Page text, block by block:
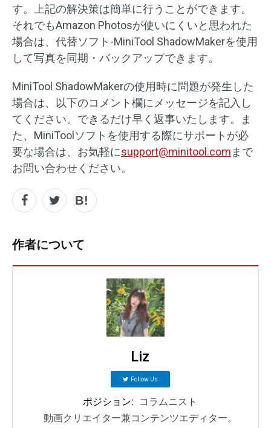
す。上記の解決策は簡単に行うことができます。
それでもAmazon Photosが使いにくいと思われた
場合は、代替ソフト-MiniTool ShadowMakerを使用
して写真を同期・バックアップできます。
MiniTool ShadowMakerの使用時に問題が発生した
場合は、以下のコメント欄にメッセージを記入し
てください。できるだけ早く返事いたします。ま
た、MiniToolソフトを使用する際にサポートが必
要な場合は、お気軽にsupport@minitool.comまで
お問い合わせください。
作者について
Liz
Follow Us
ポジション:
コラムニスト
動画クリエイター兼コンテンツエディター。